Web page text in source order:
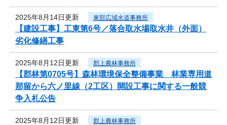
2025年8月14日更新 東部広域水道事務所
【建設工事】工東第6号／落合取水場取水井（外面）
劣化修繕工事
2025年8月12日更新 郡上農林事務所
【郡林第0705号】森林環境保全整備事業 林業専用道
那留から六ノ里線（2工区）開設工事に関する一般競
争入札公告
2025年8月12日更新 郡上農林事務所